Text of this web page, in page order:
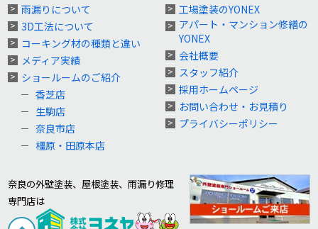
雨漏りについて
3D工法について
コーキング材の種類と違い
メディア実績
ショールームのご紹介
香芝店
生駒店
奈良市店
橿原・田原本店
工場塗装のYONEX
アパート・マンション修繕の
YONEX
会社概要
スタッフ紹介
採用ホームページ
お問い合わせ・お見積り
プライバシーポリシー
奈良の外壁塗装、屋根塗装、雨漏り修理
専門店は